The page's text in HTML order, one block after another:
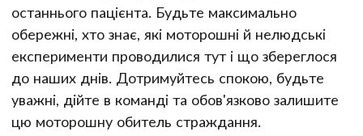
останнього пацієнта. Будьте максимально
обережні, хто знає, які моторошні й нелюдські
експерименти проводилися тут і що збереглося
до наших днів. Дотримуйтесь спокою, будьте
уважні, дійте в команді та обов'язково залишите
цю моторошну обитель страждання.